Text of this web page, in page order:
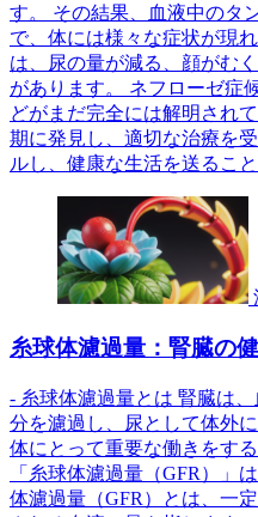
す。 その結果、血液中のタ
で、体には様々な症状が現
は、尿の量が減る、顔がむ
があります。 ネフローゼ症
どがまだ完全には解明され
期に発見し、適切な治療を
ルし、健康な生活を送ること
糸球体濾過量：腎臓の
- 糸球体濾過量とは 腎臓は
分を濾過し、尿として体外
体にとって重要な働きをす
「糸球体濾過量（GFR）」
体濾過量（GFR）とは、一